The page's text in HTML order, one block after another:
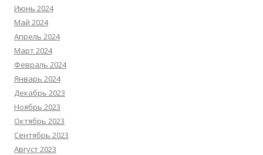
Июнь 2024
Май 2024
Апрель 2024
Март 2024
Февраль 2024
Январь 2024
Декабрь 2023
Ноябрь 2023
Октябрь 2023
Сентябрь 2023
Август 2023